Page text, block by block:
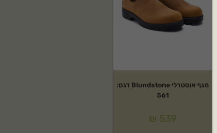
מגף אוסטרלי Blundstone דגם:
561
₪539